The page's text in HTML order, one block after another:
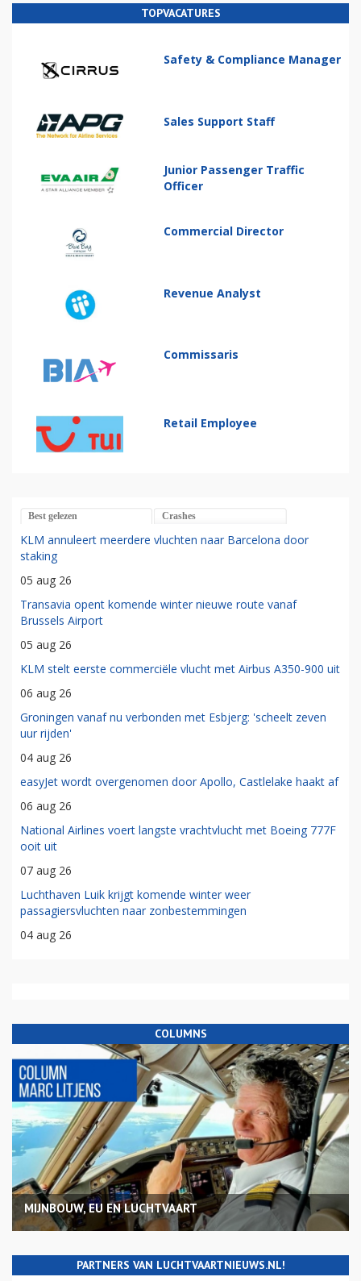
TOPVACATURES
Safety & Compliance Manager
Sales Support Staff
Junior Passenger Traffic
Officer
Commercial Director
Revenue Analyst
Commissaris
Retail Employee
Best gelezen Crashes
KLM annuleert meerdere vluchten naar Barcelona door
staking
05 aug 26
Transavia opent komende winter nieuwe route vanaf
Brussels Airport
05 aug 26
KLM stelt eerste commerciële vlucht met Airbus A350-900 uit
06 aug 26
Groningen vanaf nu verbonden met Esbjerg: 'scheelt zeven
uur rijden'
04 aug 26
easyJet wordt overgenomen door Apollo, Castlelake haakt af
06 aug 26
National Airlines voert langste vrachtvlucht met Boeing 777F
ooit uit
07 aug 26
Luchthaven Luik krijgt komende winter weer
passagiersvluchten naar zonbestemmingen
04 aug 26
COLUMNS
MIJNBOUW, EU EN LUCHTVAART
PARTNERS VAN LUCHTVAARTNIEUWS.NL!